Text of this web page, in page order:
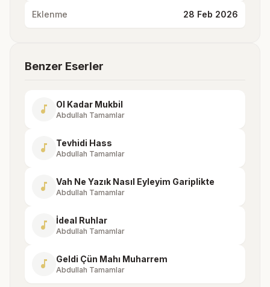
Eklenme 28 Feb 2026
Benzer Eserler
music_note Ol Kadar Mukbil
Abdullah Tamamlar
music_note Tevhidi Hass
Abdullah Tamamlar
music_note Vah Ne Yazık Nasıl Eyleyim Gariplikte
Abdullah Tamamlar
music_note İdeal Ruhlar
Abdullah Tamamlar
music_note Geldi Çün Mahı Muharrem
Abdullah Tamamlar